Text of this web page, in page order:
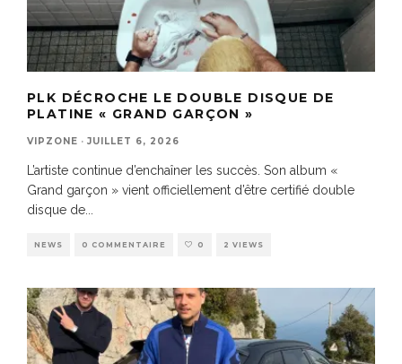
PLK DÉCROCHE LE DOUBLE DISQUE DE
PLATINE « GRAND GARÇON »
VIPZONE · JUILLET 6, 2026
L’artiste continue d’enchaîner les succès. Son album «
Grand garçon » vient officiellement d’être certifié double
disque de
NEWS 0 COMMENTAIRE 0 2 VIEWS